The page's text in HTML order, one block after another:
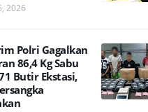
2026
Polri Gagalkan
86,4 Kg Sabu
Butir Ekstasi,